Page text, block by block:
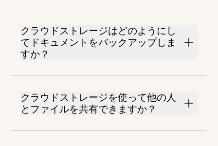
クラウドストレージはどのようにし
てドキュメントをバックアップしま
すか？
クラウドストレージを使って他の人
とファイルを共有できますか？